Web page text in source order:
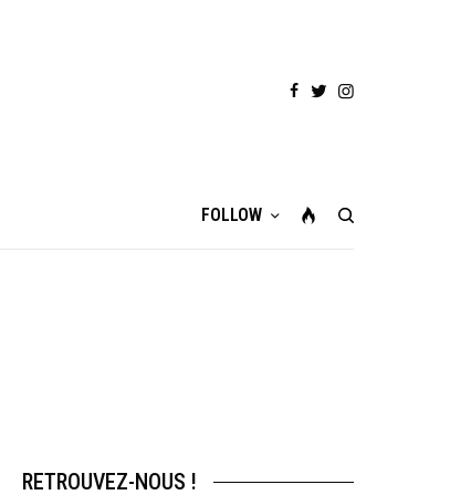
FOLLOW
RETROUVEZ-NOUS !